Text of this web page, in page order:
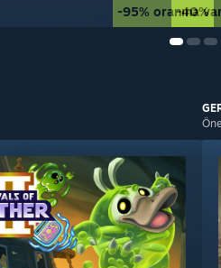
-40%
-95% oranına